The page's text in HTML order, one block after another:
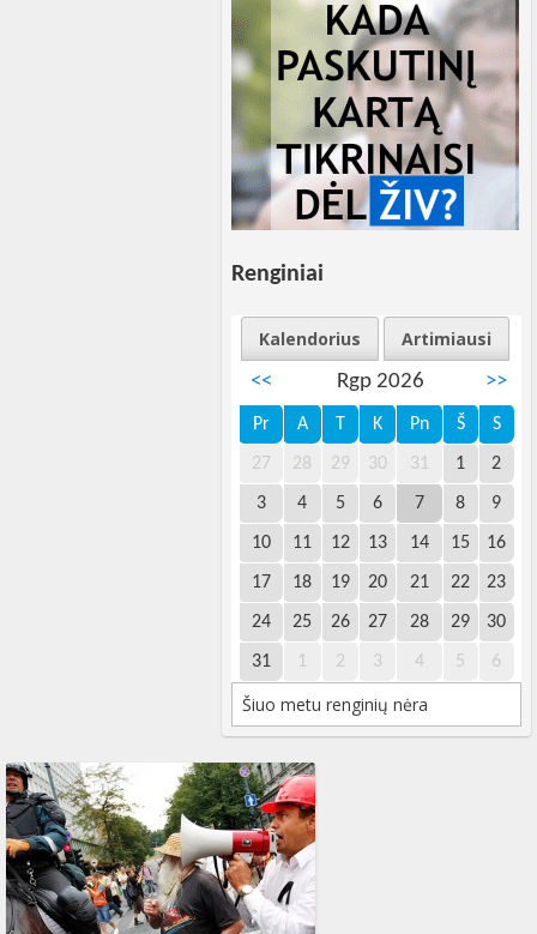
Renginiai
Kalendorius
Artimiausi
<<
Rgp 2026 >>
Pr A T K Pn Š S
27 28 29 30 31 1 2
3 4 5 6 7 8 9
10 11 12 13 14 15 16
17 18 19 20 21 22 23
24 25 26 27 28 29 30
31 1 2 3 4 5 6
Šiuo metu renginių nėra